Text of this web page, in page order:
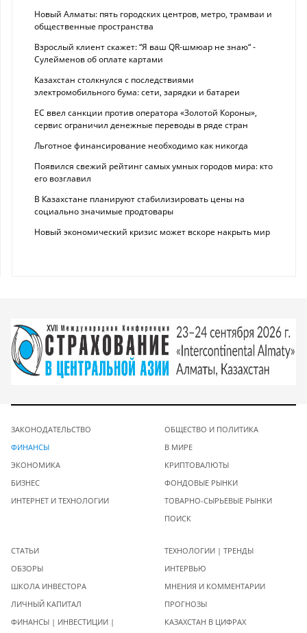
Новый Алматы: пять городских центров, метро, трамваи и
общественные пространства
Взрослый клиент скажет: “Я ваш QR-шмюар не знаю“ -
Сулейменов об оплате картами
Казахстан столкнулся с последствиями
электромобильного бума: сети, зарядки и батареи
ЕС ввел санкции против оператора «Золотой Короны»,
сервис ограничил денежные переводы в ряде стран
Льготное финансирование необходимо как никогда
Появился свежий рейтинг самых умных городов мира: кто
его возглавил
В Казахстане планируют стабилизировать цены на
социально значимые продтовары
Новый экономический кризис может вскоре накрыть мир
ЗАКОНОДАТЕЛЬСТВО
ФИНАНСЫ
ЭКОНОМИКА
БИЗНЕС
ИНТЕРНЕТ И ТЕХНОЛОГИИ
ОБЩЕСТВО И ПОЛИТИКА
В МИРЕ
КРИПТОВАЛЮТЫ
ФОНДОВЫЕ РЫНКИ
ТОВАРНО-СЫРЬЕВЫЕ РЫНКИ
ПОИСК
СТАТЬИ
ОБЗОРЫ
ШКОЛА ИНВЕСТОРА
ЛИЧНЫЙ КАПИТАЛ
ФИНАНСЫ | ИНВЕСТИЦИИ |
ТЕХНОЛОГИИ | ТРЕНДЫ
ИНТЕРВЬЮ
МНЕНИЯ И КОММЕНТАРИИ
ПРОГНОЗЫ
КАЗАХСТАН В ЦИФРАХ